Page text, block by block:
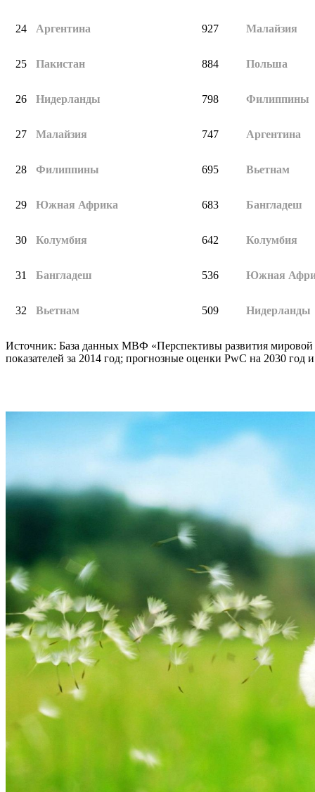
24 Аргентина 927 Малайзия
25 Пакистан 884 Польша
26 Нидерланды 798 Филиппины
27 Малайзия 747 Аргентина
28 Филиппины 695 Вьетнам
29 Южная Африка 683 Бангладеш
30 Колумбия 642 Колумбия
31 Бангладеш 536 Южная
32 Вьетнам 509 Нидерланды
Источник: База данных МВФ «Перспективы развития мировой
показателей за 2014 год; прогнозные оценки PwC на 2030 год